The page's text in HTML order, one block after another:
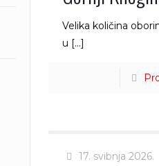
Velika količina
u […]
17. svibnja 2026.